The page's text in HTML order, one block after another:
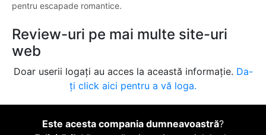
pentru escapade romantice.
Review-uri pe mai multe site-uri
web
Doar userii logați au acces la această informație. Da-
ți click aici pentru a vă loga.
Este acesta compania dumneavoastră?